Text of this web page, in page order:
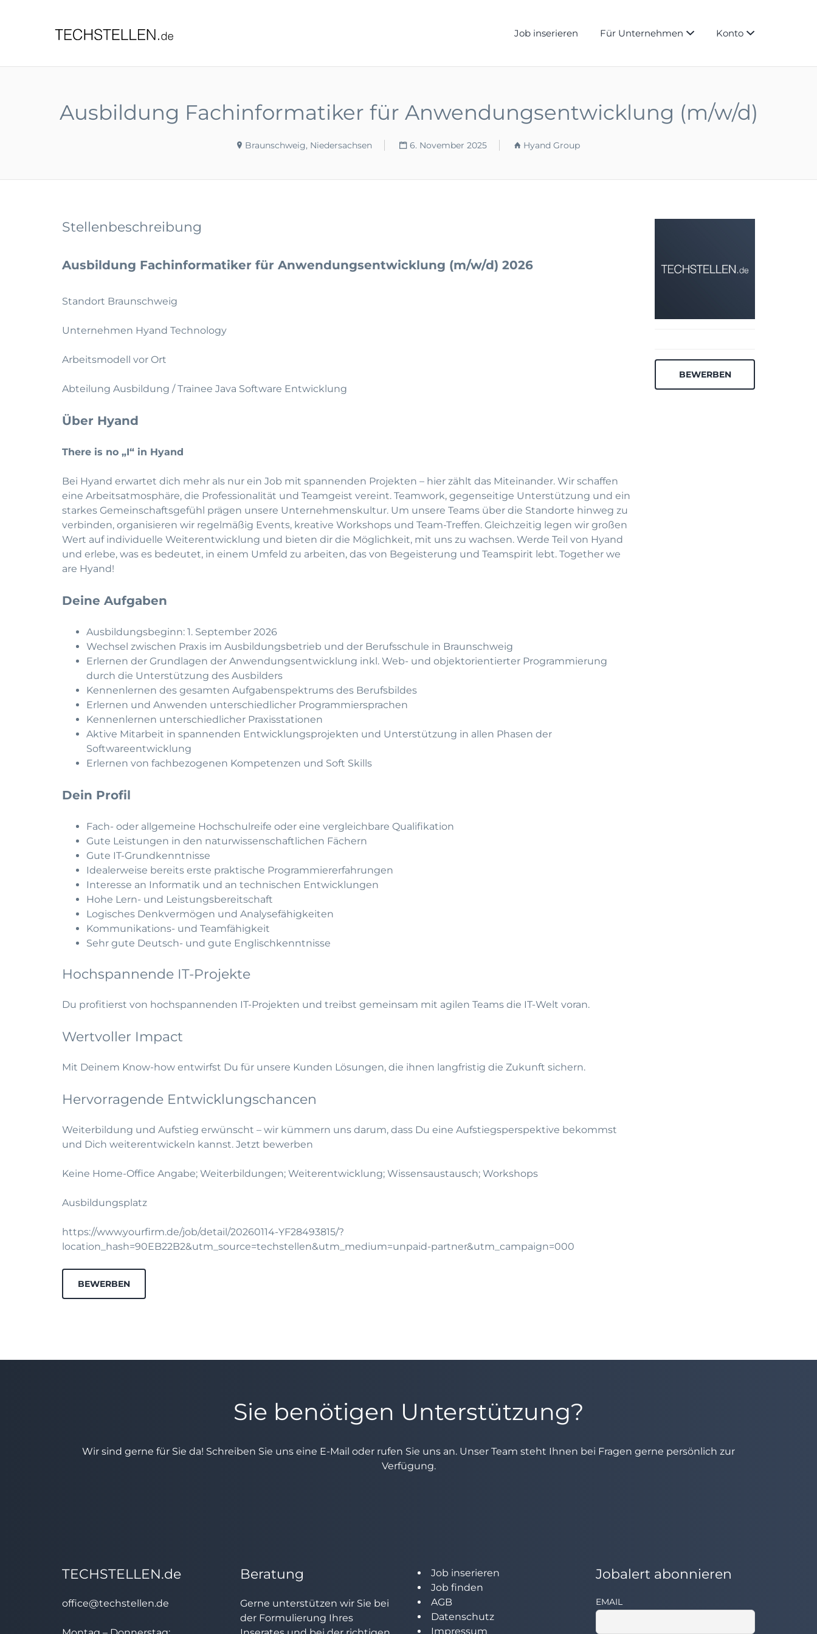
Job inserieren Für Unternehmen Konto
Ausbildung Fachinformatiker für Anwendungsentwicklung (m/w/d)
Braunschweig, Niedersachsen 6. November 2025 Hyand Group
Stellenbeschreibung
Ausbildung Fachinformatiker für Anwendungsentwicklung (m/w/d) 2026
Standort Braunschweig
Unternehmen Hyand Technology
Arbeitsmodell vor Ort
Abteilung Ausbildung / Trainee Java Software Entwicklung
Über Hyand
There is no „I“ in Hyand
Bei Hyand erwartet dich mehr als nur ein Job mit spannenden Projekten – hier zählt das Miteinander. Wir schaffen
eine Arbeitsatmosphäre, die Professionalität und Teamgeist vereint. Teamwork, gegenseitige Unterstützung und ein
starkes Gemeinschaftsgefühl prägen unsere Unternehmenskultur. Um unsere Teams über die Standorte hinweg zu
verbinden, organisieren wir regelmäßig Events, kreative Workshops und Team-Treffen. Gleichzeitig legen wir großen
Wert auf individuelle Weiterentwicklung und bieten dir die Möglichkeit, mit uns zu wachsen. Werde Teil von Hyand
und erlebe, was es bedeutet, in einem Umfeld zu arbeiten, das von Begeisterung und Teamspirit lebt. Together we
are Hyand!
Deine Aufgaben
Ausbildungsbeginn: 1. September 2026
Wechsel zwischen Praxis im Ausbildungsbetrieb und der Berufsschule in Braunschweig
Erlernen der Grundlagen der Anwendungsentwicklung inkl. Web- und objektorientierter Programmierung
durch die Unterstützung des Ausbilders
Kennenlernen des gesamten Aufgabenspektrums des Berufsbildes
Erlernen und Anwenden unterschiedlicher Programmiersprachen
Kennenlernen unterschiedlicher Praxisstationen
Aktive Mitarbeit in spannenden Entwicklungsprojekten und Unterstützung in allen Phasen der
Softwareentwicklung
Erlernen von fachbezogenen Kompetenzen und Soft Skills
Dein Profil
Fach- oder allgemeine Hochschulreife oder eine vergleichbare Qualifikation
Gute Leistungen in den naturwissenschaftlichen Fächern
Gute IT-Grundkenntnisse
Idealerweise bereits erste praktische Programmiererfahrungen
Interesse an Informatik und an technischen Entwicklungen
Hohe Lern- und Leistungsbereitschaft
Logisches Denkvermögen und Analysefähigkeiten
Kommunikations- und Teamfähigkeit
Sehr gute Deutsch- und gute Englischkenntnisse
Hochspannende IT-Projekte
Du profitierst von hochspannenden IT-Projekten und treibst gemeinsam mit agilen Teams die IT-Welt voran.
Wertvoller Impact
Mit Deinem Know-how entwirfst Du für unsere Kunden Lösungen, die ihnen langfristig die Zukunft sichern.
Hervorragende Entwicklungschancen
Weiterbildung und Aufstieg erwünscht – wir kümmern uns darum, dass Du eine Aufstiegsperspektive bekommst
und Dich weiterentwickeln kannst. Jetzt bewerben
Keine Home-Office Angabe; Weiterbildungen; Weiterentwicklung; Wissensaustausch; Workshops
Ausbildungsplatz
https://www.yourfirm.de/job/detail/20260114-YF28493815/?
location_hash=90EB22B2&utm_source=techstellen&utm_medium=unpaid-partner&utm_campaign=000
BEWERBEN
BEWERBEN
Sie benötigen Unterstützung?
Wir sind gerne für Sie da! Schreiben Sie uns eine E-Mail oder rufen Sie uns an. Unser Team steht Ihnen bei Fragen gerne persönlich zur
Verfügung.
TECHSTELLEN.de
office@techstellen.de
Beratung
Gerne unterstützen wir Sie bei
der Formulierung Ihres
Job inserieren
Job finden
AGB
Datenschutz
Impressum
Jobalert abonnieren
EMAIL